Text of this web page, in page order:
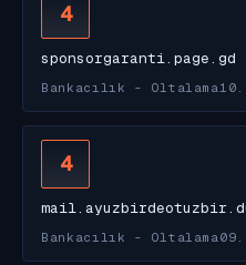
4
sponsorgaranti.page.gd
Bankacılık - Oltalama
4
Bankacılık - Oltalama